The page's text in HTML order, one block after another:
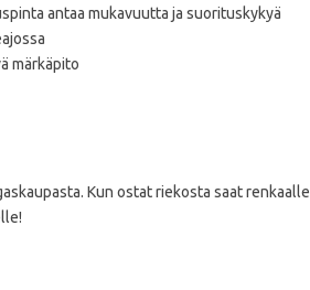
antaa mukavuutta ja suorituskykyä
märkäpito
Kun ostat riekosta saat renkaalle